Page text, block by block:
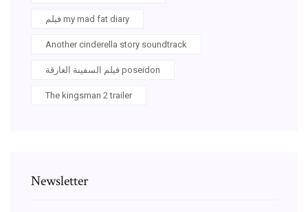
فيلم my mad fat diary
Another cinderella story soundtrack
فيلم السفينة الغارقة poseidon
The kingsman 2 trailer
Newsletter